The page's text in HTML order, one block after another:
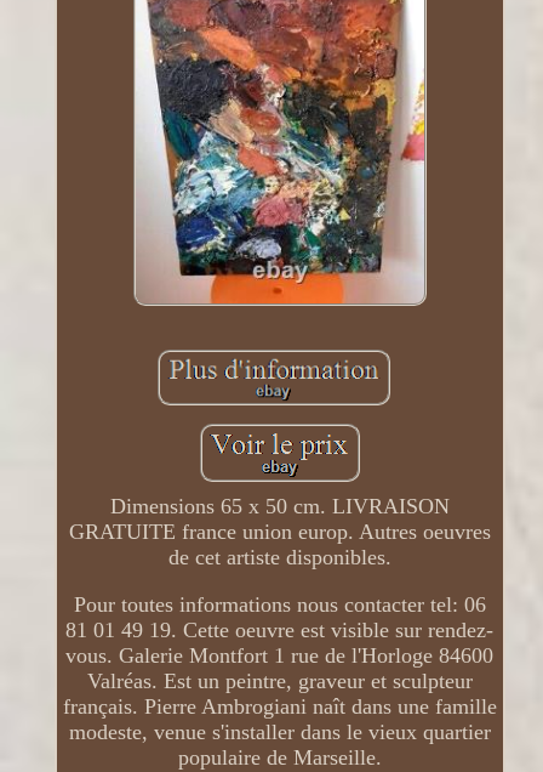
Dimensions 65 x 50 cm. LIVRAISON
GRATUITE france union europ. Autres oeuvres
de cet artiste disponibles.
Pour toutes informations nous contacter tel: 06
81 01 49 19. Cette oeuvre est visible sur rendez-
vous. Galerie Montfort 1 rue de l'Horloge 84600
Valréas. Est un peintre, graveur et sculpteur
français. Pierre Ambrogiani naît dans une famille
modeste, venue s'installer dans le vieux quartier
populaire de Marseille.